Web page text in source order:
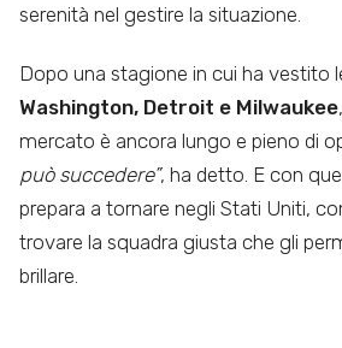
serenità nel gestire la situazione.
Dopo una stagione in cui ha vestito
Washington, Detroit e Milwaukee
mercato è ancora lungo e pieno di
può succedere”, ha detto. E con
prepara a tornare negli Stati Uniti,
trovare la squadra giusta che gli
brillare.